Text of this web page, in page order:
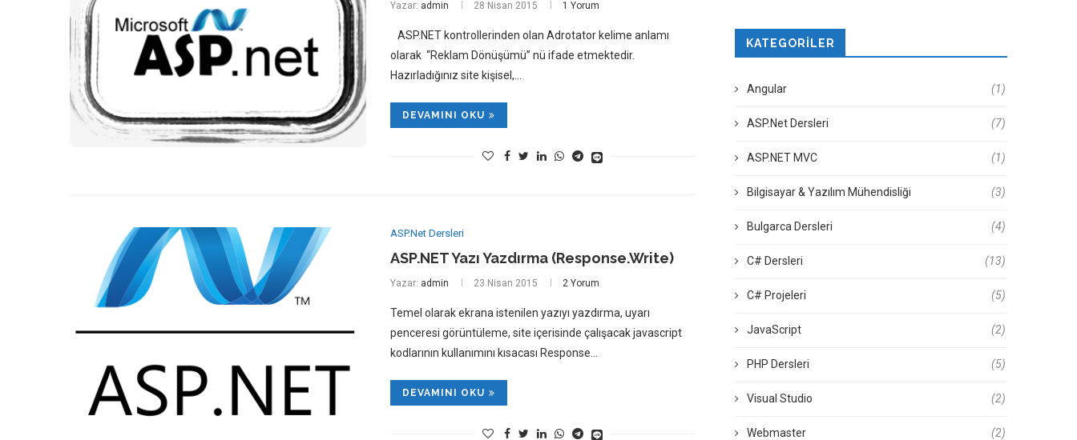
Yazar: admin 28 Nisan 2015 1 Yorum
ASP.NET kontrollerinden olan Adrotator kelime anlamı
olarak “Reklam Dönüşümü” nü ifade etmektedir.
Hazırladığınız site kişisel,…
DEVAMINI OKU
ASP.Net Dersleri
ASP.NET Yazı Yazdırma (Response.Write)
Yazar: admin 23 Nisan 2015 2 Yorum
Temel olarak ekrana istenilen yazıyı yazdırma, uyarı
penceresi görüntüleme, site içerisinde çalışacak javascript
kodlarının kullanımını kısacası Response…
DEVAMINI OKU
KATEGORILER
Angular (1)
ASP.Net Dersleri (7)
ASP.NET MVC (1)
Bilgisayar & Yazılım Mühendisliği (3)
Bulgarca Dersleri (4)
C# Dersleri (13)
C# Projeleri (5)
JavaScript (2)
PHP Dersleri (5)
Visual Studio (2)
Webmaster (2)